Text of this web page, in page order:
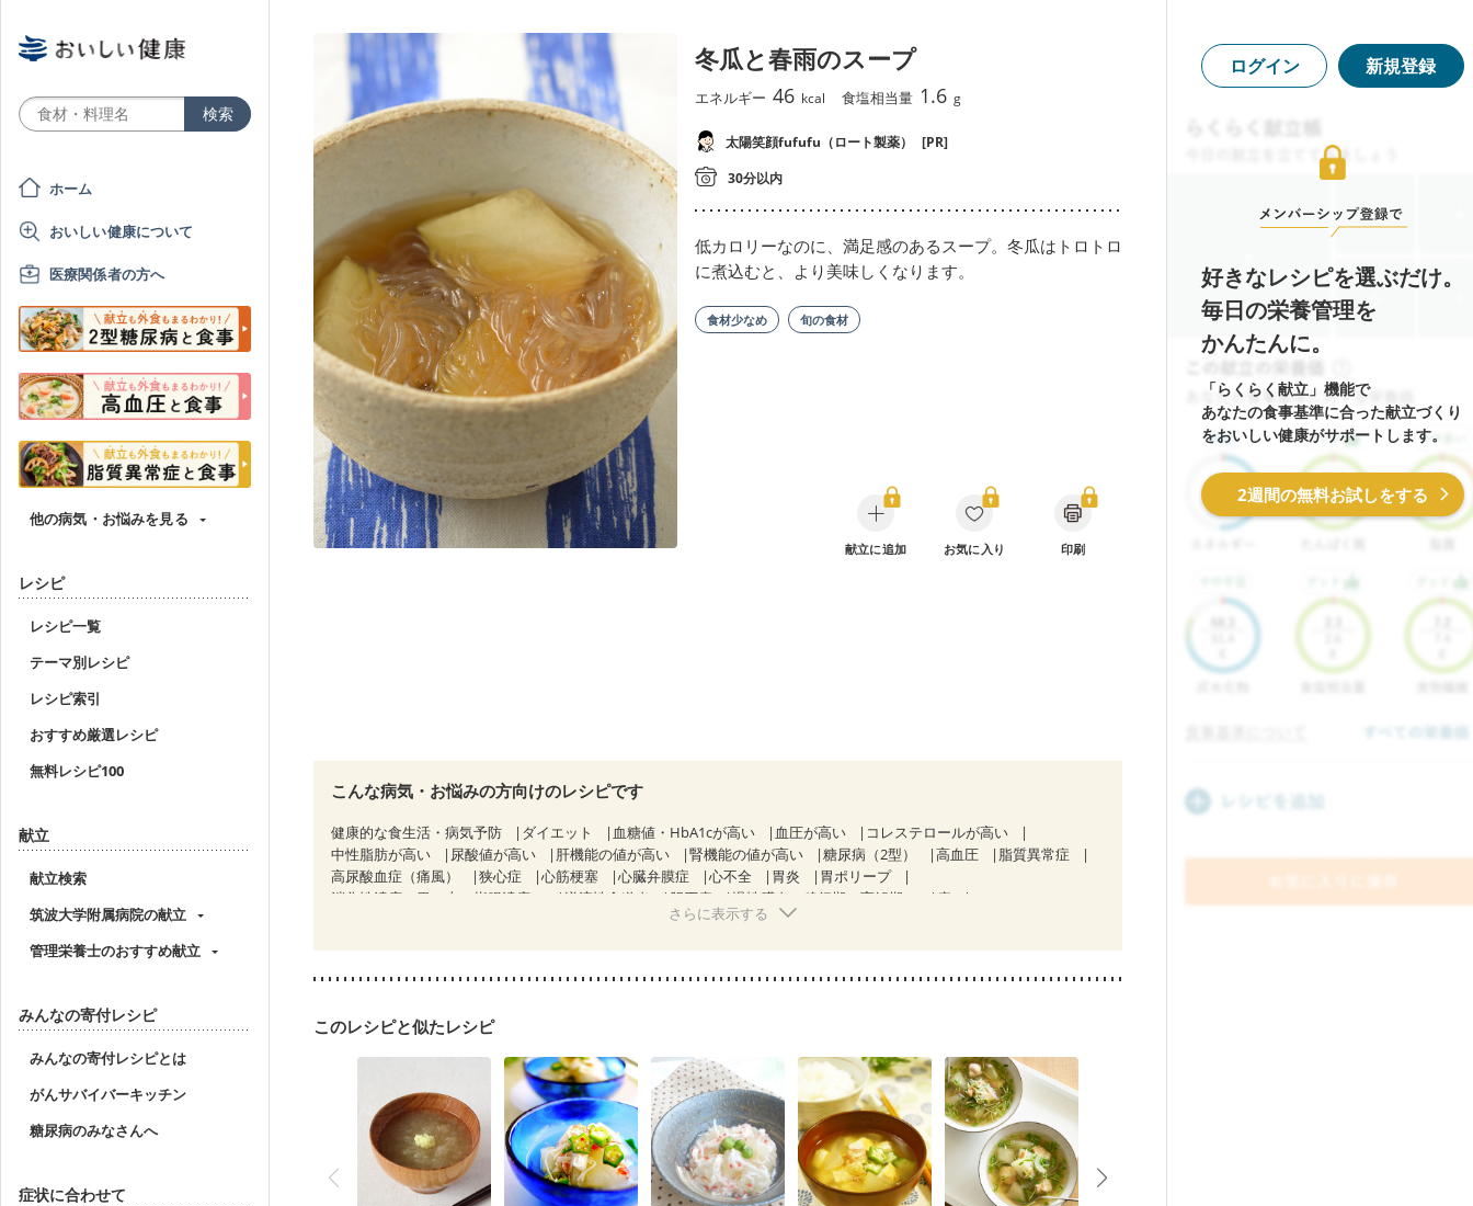
ホーム
おいしい健康について
医療関係者の方へ
他の病気・お悩みを見る
レシピ
レシピ一覧
テーマ別レシピ
レシピ索引
おすすめ厳選レシピ
無料レシピ100
献立
献立検索
筑波大学附属病院の献立
管理栄養士のおすすめ献立
みんなの寄付レシピ
みんなの寄付レシピとは
がんサバイバーキッチン
糖尿病のみなさんへ
症状に合わせて
冬瓜と春雨のスープ
エネルギー 46 kcal 食塩相当量 1.6 g
太陽笑顔fufufu（ロート製薬）
[PR]
30分以内
低カロリーなのに、満足感のあるスープ。冬瓜はトロトロ
に煮込むと、より美味しくなります。
食材少なめ 旬の食材
献立に追加 お気に入り 印刷
こんな病気・お悩みの方向けのレシピです
健康的な食生活・病気予防 ダイエット 血糖値・HbA1cが高い 血圧が高い
コレステロールが高い
中性脂肪が高い
尿酸値が高い 肝機能の値が高い 腎機能の値が高い 糖尿病（2型） 高血圧
脂質異常症
高尿酸血症（痛風）
狭心症 心筋梗塞 心臓弁膜症 心不全 胃炎
胃ポリープ
消化性潰瘍（胃・十二指腸潰瘍）
逆流性食道炎 胆石症 慢性膵炎（移行期・寛解期）
痔
過敏性腸症候群（IBS）
胃がん治療を終えた方・経過観察中の方
大腸がん治療を終えた方・経過観察中の方
大腸がん（抗がん剤治療中）
妊婦健診・体重増加が気になる（初期）
関節リウマチ 貧血対策 ニキビ・肌荒れ 妊活中 更年期
さらに表示する
このレシピと似たレシピ
ログイン 新規登録
好きなレシピを選ぶだけ。
毎日の栄養管理を
かんたんに。
「らくらく献立」機能で
あなたの食事基準に合った献立づくり
をおいしい健康がサポートします。
2週間の無料お試しをする